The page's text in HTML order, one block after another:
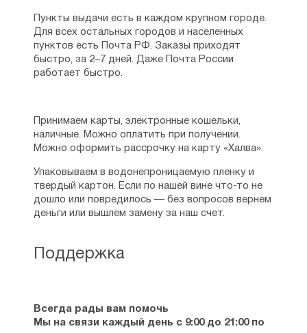
Поддержка
Всегда рады вам помочь
Мы на связи каждый день с 9:00 до 21:00 по
Пункты выдачи есть в каждом крупном городе.
Для всех остальных городов и населенных
пунктов есть Почта РФ. Заказы приходят
быстро, за 2–7 дней. Даже Почта России
работает быстро.
Принимаем карты, электронные кошельки,
наличные. Можно оплатить при получении.
Можно оформить рассрочку на карту «Халва».
Упаковываем в водонепроницаемую пленку и
твердый картон. Если по нашей вине что-то не
дошло или повредилось — без вопросов вернем
деньги или вышлем замену за наш счет.